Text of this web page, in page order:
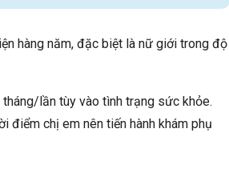
hàng năm, đặc biệt là nữ giới trong độ
lần tùy vào tình trạng sức khỏe.
điểm chị em nên tiến hành khám phụ